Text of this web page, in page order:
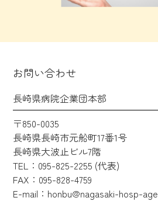
お問い合わせ
長崎県病院企業団本部
〒850-0035
長崎県長崎市元船町17番1号
長崎県大波止ビル7階
TEL：095-825-2255 (代表)
FAX：095-828-4759
E-mail：honbu@nagasaki-hosp-